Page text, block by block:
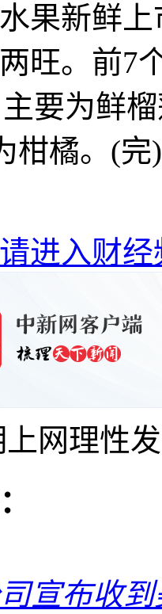
新鲜上
旺。前7
要为鲜
柑橘。(完)
进入财经
上网理性
宣布收